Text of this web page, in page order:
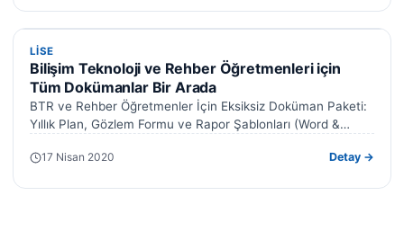
LISE
LISE
Bilişim Teknoloji ve Rehber Öğretmenleri için
Tüm Dokümanlar Bir Arada
BTR ve Rehber Öğretmenler İçin Eksiksiz Doküman Paketi:
Yıllık Plan, Gözlem Formu ve Rapor Şablonları (Word &
17 Nisan 2020 Detay →